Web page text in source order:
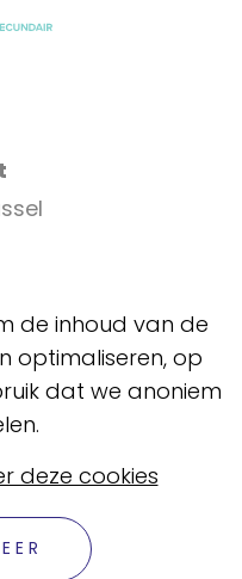
EEN CAMPUS
de inhoud van de
optimaliseren, op
dat we anoniem
deze cookies